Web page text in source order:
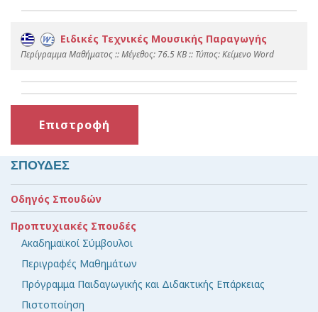
Ειδικές Τεχνικές Μουσικής Παραγωγής
Περίγραμμα Μαθήματος :: Mέγεθος: 76.5 KB :: Τύπος: Kείμενο Word
Επιστροφή
ΣΠΟΥΔΕΣ
Οδηγός Σπουδών
Προπτυχιακές Σπουδές
Ακαδημαϊκοί Σύμβουλοι
Περιγραφές Μαθημάτων
Πρόγραμμα Παιδαγωγικής και Διδακτικής Επάρκειας
Πιστοποίηση